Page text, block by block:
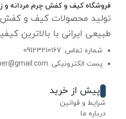
فروشگاه کیف و کفش چرم مردانه و
تولید محصولات کیف و کفش
طبیعی ایرانی با بالاترین
شماره تماس: 09123210167
پست الکترونیکی: persisleather@gmail.com
پیش از خرید
شرایط و قوانین
درباره ما